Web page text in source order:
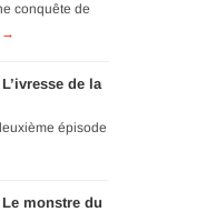
conquête de
de la
épisode
monstre du